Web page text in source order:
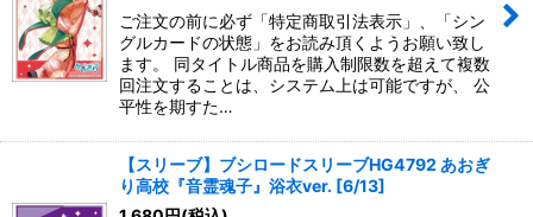
ご注文の前に必ず「特定商取引法表示」、「シン
グルカードの状態」をお読み頂くようお願い致し
ます。 同タイトル商品を購入制限数を超えて複数
回注文することは、システム上は可能ですが、 公
平性を期すた…
【スリーブ】ブシロードスリーブHG4792 あおぎ
り高校『音霊魂子』浴衣ver. [6/13]